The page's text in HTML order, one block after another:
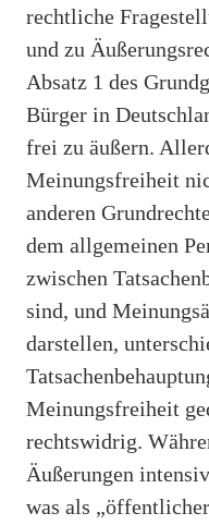
rechtliche
und zu
Absatz 1 des
Bürger in
frei zu äußern.
Meinungsfreiheit
anderen
dem allgemeinen
zwischen
sind, und
darstellen,
Meinungsfreiheit
rechtswidrig.
Äußerungen
was als